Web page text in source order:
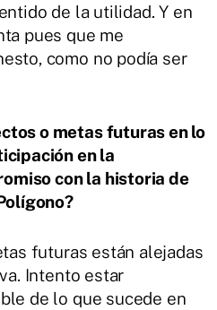
de la utilidad. Y en
pues que me
como no podía ser
o metas futuras en lo
en la
con la historia de
futuras están alejadas
Intento estar
de lo que sucede en